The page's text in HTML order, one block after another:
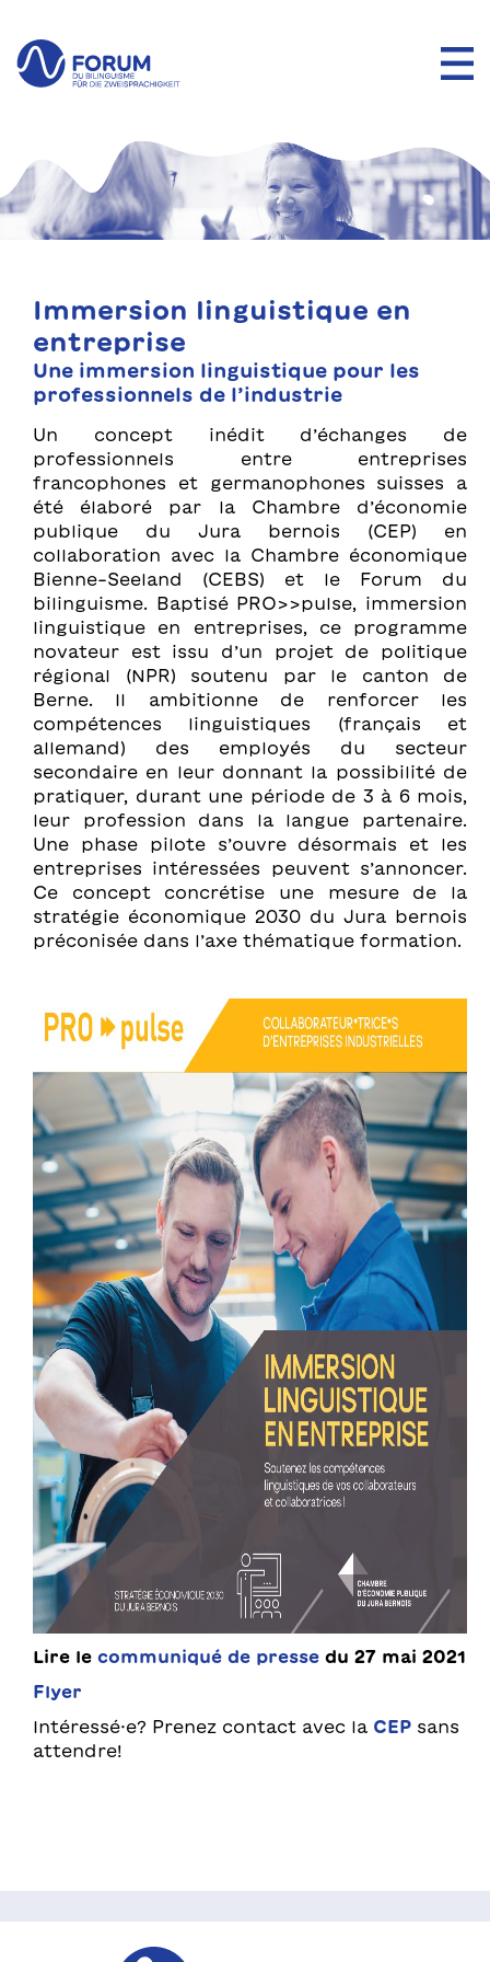
Immersion linguistique en
entreprise
Une immersion linguistique pour les
professionnels de l’industrie
Un concept inédit d’échanges de
professionnels entre entreprises
francophones et germanophones suisses a
été élaboré par la Chambre d’économie
publique du Jura bernois (CEP) en
collaboration avec la Chambre économique
Bienne-Seeland (CEBS) et le Forum du
bilinguisme. Baptisé PRO>>pulse, immersion
linguistique en entreprises, ce programme
novateur est issu d’un projet de politique
régional (NPR) soutenu par le canton de
Berne. Il ambitionne de renforcer les
compétences linguistiques (français et
allemand) des employés du secteur
secondaire en leur donnant la possibilité de
pratiquer, durant une période de 3 à 6 mois,
leur profession dans la langue partenaire.
Une phase pilote s’ouvre désormais et les
entreprises intéressées peuvent s’annoncer.
Ce concept concrétise une mesure de la
stratégie économique 2030 du Jura bernois
préconisée dans l’axe thématique formation.
Lire le communiqué de presse du 27 mai 2021
Flyer
Intéressé·e? Prenez contact avec la CEP sans
attendre!